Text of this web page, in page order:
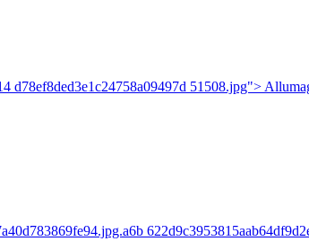
d78ef8ded3e1c24758a09497d 51508.jpg">